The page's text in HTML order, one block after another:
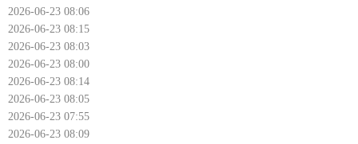
2026-06-23 08:06
2026-06-23 08:15
2026-06-23 08:03
2026-06-23 08:00
2026-06-23 08:14
2026-06-23 08:05
2026-06-23 07:55
2026-06-23 08:09